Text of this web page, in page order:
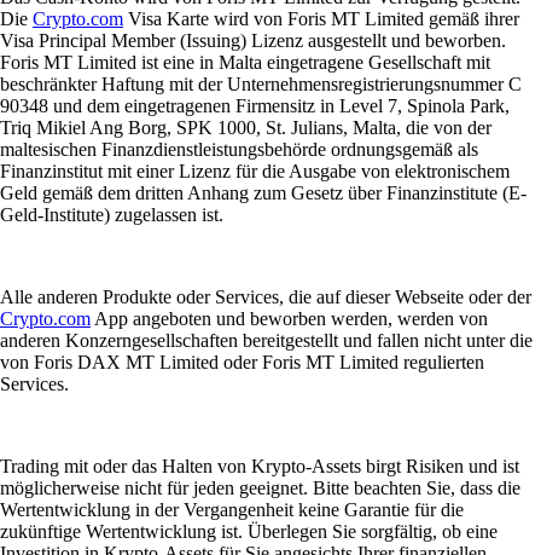
Die Crypto.com Visa Karte wird von Foris MT Limited gemäß ihrer
Visa Principal Member (Issuing) Lizenz ausgestellt und beworben.
Foris MT Limited ist eine in Malta eingetragene Gesellschaft mit
beschränkter Haftung mit der Unternehmensregistrierungsnummer C
90348 und dem eingetragenen Firmensitz in Level 7, Spinola Park,
Triq Mikiel Ang Borg, SPK 1000, St. Julians, Malta, die von der
maltesischen Finanzdienstleistungsbehörde ordnungsgemäß als
Finanzinstitut mit einer Lizenz für die Ausgabe von elektronischem
Geld gemäß dem dritten Anhang zum Gesetz über Finanzinstitute (E-
Geld-Institute) zugelassen ist.
Alle anderen Produkte oder Services, die auf dieser Webseite oder der
Crypto.com App angeboten und beworben werden, werden von
anderen Konzerngesellschaften bereitgestellt und fallen nicht unter die
von Foris DAX MT Limited oder Foris MT Limited regulierten
Services.
Trading mit oder das Halten von Krypto-Assets birgt Risiken und ist
möglicherweise nicht für jeden geeignet. Bitte beachten Sie, dass die
Wertentwicklung in der Vergangenheit keine Garantie für die
zukünftige Wertentwicklung ist. Überlegen Sie sorgfältig, ob eine